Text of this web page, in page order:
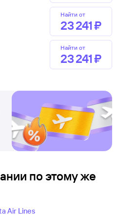
Найти от
23 ⁠241 ⁠₽
Найти от
23 ⁠241 ⁠₽
по этому же
Air Lines